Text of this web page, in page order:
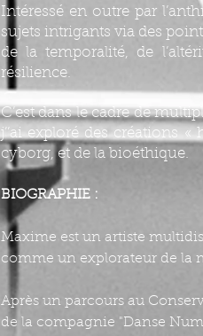
Intéressé en outre par
sujets intrigants via des
de la temporalité, de
résilience.
C’est dans le cadre de
j’’ai exploré des créations
cyborg, et de la bioéthique.
BIOGRAPHIE :
Maxime est un artiste
comme un explorateur de la
Après un parcours au
de la compagnie "Danse